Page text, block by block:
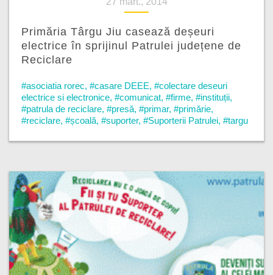
Primăria Târgu Jiu casează deșeuri
electrice în sprijinul Patrulei județene de
Reciclare
#asociatia rorec, #casare DEEE, #colectare deseuri
electrice si electronice, #comunicat, #firme, #instituții,
#patrula de reciclare, #presă, #primar, #primărie,
#reciclare, #școală, #suporter, #Suporterii Patrulei, #targu